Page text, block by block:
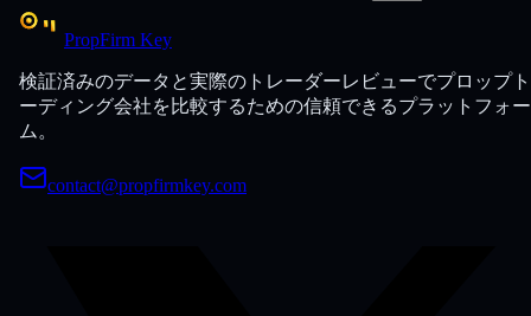
PropFirm Key
検証済みのデータと実際のトレーダーレビューでプロップ
ーディング会社を比較するための信頼できるプラットフォー
ム。
contact@propfirmkey.com